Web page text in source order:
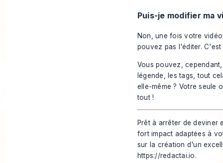
Puis-je modifier ma
Non, une fois votre
pouvez pas l'éditer.
Vouspouvez
,
légende, les tags, tout
elle-même ? Votre seule
tout !
Prêt à arrêter de deviner
fort impact adaptées à
sur la création d'un
https://redactai.io.